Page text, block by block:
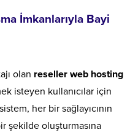
İmkanlarıyla Bayi
olan reseller web hosting
isteyen kullanıcılar için
her bir sağlayıcının
şekilde oluşturmasına